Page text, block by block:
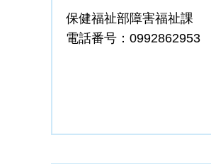
保健福祉部障害福祉課
電話番号：0992862953